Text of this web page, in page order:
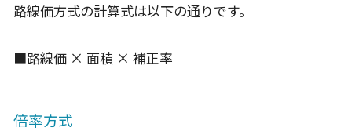
路線価方式の計算式は以下の通りです。
■路線価 × 面積 × 補正率
倍率方式